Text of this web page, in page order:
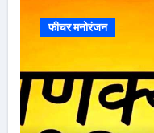
फीचर मनोरंजन